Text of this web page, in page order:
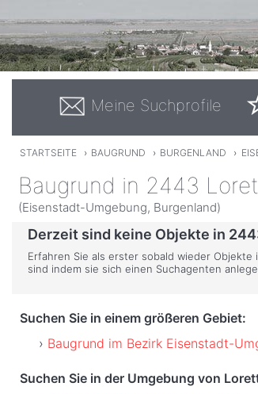
Meine Suchprofile
STARTSEITE › BAUGRUND › BURGENLAND ›
Baugrund in 2443
(Eisenstadt-Umgebung, Burgenland)
Derzeit sind keine Objekte in
Erfahren Sie als erster sobald wieder
sind indem sie sich einen Suchagenten
Suchen Sie in einem größeren Gebiet:
Baugrund im Bezirk Eisenstadt-
Suchen Sie in der Umgebung von